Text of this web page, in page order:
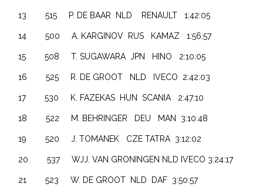
13 515 P. DE BAAR NLD RENAULT 1:42:05
14 500 A. KARGINOV RUS KAMAZ 1:56:57
15 508 T. SUGAWARA JPN HINO 2:10:05
16 525 R. DE GROOT NLD IVECO 2:42:03
17 530 K. FAZEKAS HUN SCANIA 2:47:10
18 522 M. BEHRINGER DEU MAN 3:10:48
19 520 J. TOMANEK CZE TATRA 3:12:02
20 537 WJJ. VAN GRONINGEN NLD IVECO 3:24:17
21 523 W. DE GROOT NLD DAF 3:50:57